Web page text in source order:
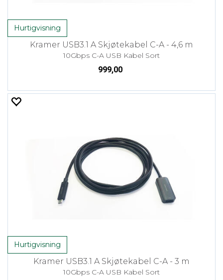
Hurtigvisning
Kramer USB3.1 A Skjøtekabel C-A - 4,6 m
10Gbps C-A USB Kabel Sort
999,00
Hurtigvisning
Kramer USB3.1 A Skjøtekabel C-A - 3 m
10Gbps C-A USB Kabel Sort